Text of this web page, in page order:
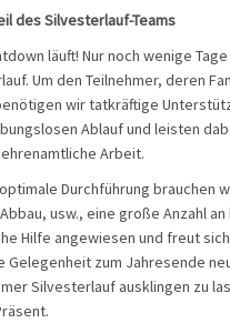
des Silvesterlauf-Teams
läuft! Nur noch wenige
Um den Teilnehmer, deren
wir tatkräftige
Ablauf und leisten
Arbeit.
Durchführung brauchen
usw., eine große Anzahl
Hilfe angewiesen und freut
Gelegenheit zum Jahresende
Silvesterlauf ausklingen zu